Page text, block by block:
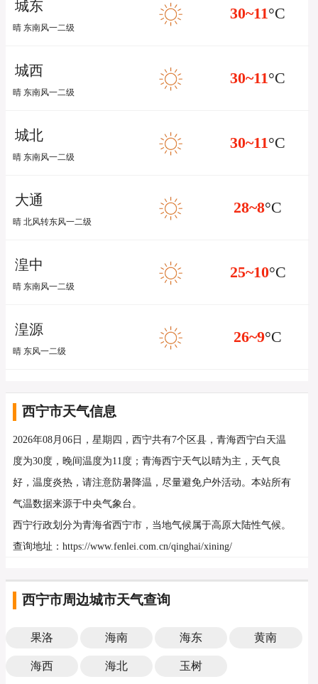
城东
晴 东南风一二级
30~11°C
城西
晴 东南风一二级
30~11°C
城北
晴 东南风一二级
30~11°C
大通
晴 北风转东风一二级
28~8°C
湟中
晴 东南风一二级
25~10°C
湟源
晴 东风一二级
26~9°C
西宁市天气信息
2026年08月06日，星期四，西宁共有7个区县，青海西宁白天温
度为30度，晚间温度为11度；青海西宁天气以晴为主，天气良
好，温度炎热，请注意防暑降温，尽量避免户外活动。本站所有
气温数据来源于中央气象台。
西宁行政划分为青海省西宁市，当地气候属于高原大陆性气候。
查询地址：https://www.fenlei.com.cn/qinghai/xining/
西宁市周边城市天气查询
果洛 海南 海东 黄南
海西 海北 玉树